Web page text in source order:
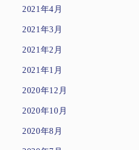
2021年4月
2021年3月
2021年2月
2021年1月
2020年12月
2020年10月
2020年8月